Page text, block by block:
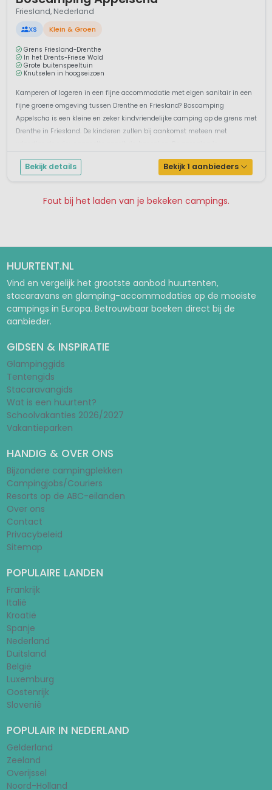
Friesland, Nederland
XS Klein & Groen
Grens Friesland-Drenthe
In het Drents-Friese Wold
Grote buitenspeeltuin
Knutselen in hoogseizoen
Kamperen of logeren in een fijne accommodatie met eigen sanitair in een
fijne groene omgeving tussen Drenthe en Friesland? Boscamping
Appelscha is een kleine en zeker kindvriendelijke camping op de grens met
Drenthe in Friesland. De kinderen zullen bij aankomst meteen met
overwegend zonn...
Bekijk details Bekijk 1 aanbieders
Fout bij het laden van je bekeken campings.
HUURTENT.NL
Vind en vergelijk het grootste aanbod huurtenten,
stacaravans en glamping-accommodaties op de mooiste
campings in Europa. Betrouwbaar boeken direct bij de
aanbieder.
GIDSEN & INSPIRATIE
Glampinggids
Tentengids
Stacaravangids
Wat is een huurtent?
Schoolvakanties 2026/2027
Vakantieparken
HANDIG & OVER ONS
Bijzondere campingplekken
Campingjobs/Couriers
Resorts op de ABC-eilanden
Over ons
Contact
Privacybeleid
Sitemap
POPULAIRE LANDEN
Frankrijk
Italië
Kroatië
Spanje
Nederland
Duitsland
België
Luxemburg
Oostenrijk
Slovenië
POPULAIR IN NEDERLAND
Gelderland
Zeeland
Overijssel
Noord-Holland